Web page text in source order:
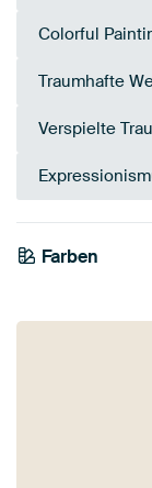
Colorful
Traumhafte
Verspielte
Farben
Gelb
Blau
Grün